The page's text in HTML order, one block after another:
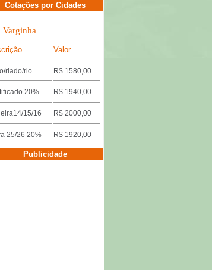
Cotações por Cidades
Varginha
Valor
riado/rio R$ 1580,00
20% R$ 1940,00
15/16 R$ 2000,00
25/26 20% R$ 1920,00
Cotações por Cidades
Publicidade